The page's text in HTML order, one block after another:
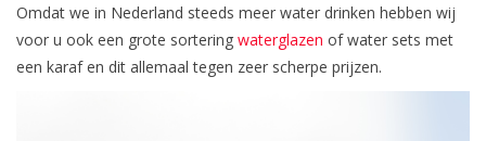
Omdat we in Nederland steeds meer water drinken hebben wij
voor u ook een grote sortering waterglazen of water sets met
een karaf en dit allemaal tegen zeer scherpe prijzen.